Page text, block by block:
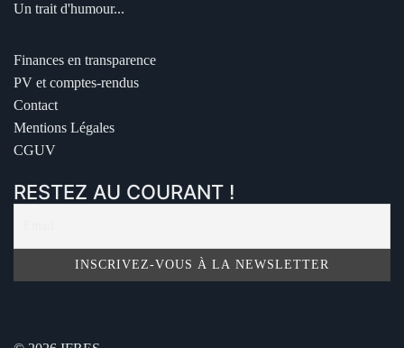
Un trait d'humour...
Finances en transparence
PV et comptes-rendus
Contact
Mentions Légales
CGUV
RESTEZ AU COURANT !